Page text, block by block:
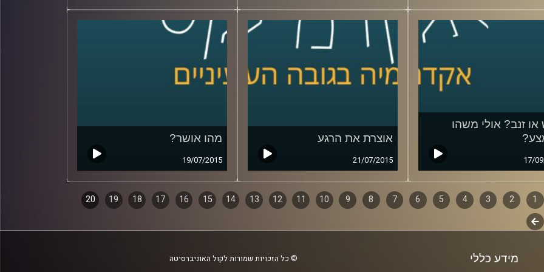
זנב? אולי משהו
17/
אוצרת את הרגע
21/07/2015
מהו אושר?
19/07/2015
1
2
3
4
5
6
7
8
9
10
11
12
13
14
15
16
17
18
19
20
לשלב
מידע כללי © כל הזכויות שמורות לקול האוניברסיטה